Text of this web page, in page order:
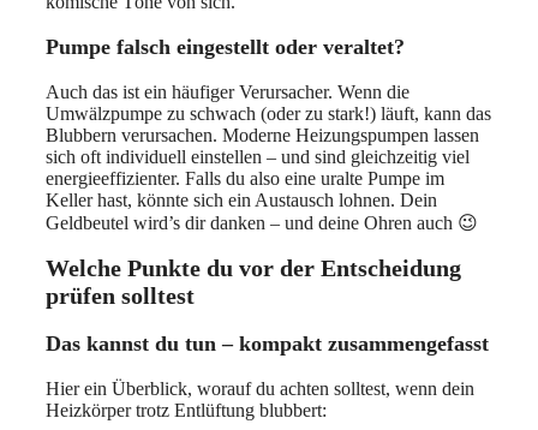
Pumpe falsch eingestellt oder veraltet?
Auch das ist ein häufiger Verursacher. Wenn die
Umwälzpumpe zu schwach (oder zu stark!) läuft, kann das
Blubbern verursachen. Moderne Heizungspumpen lassen
sich oft individuell einstellen – und sind gleichzeitig viel
energieeffizienter. Falls du also eine uralte Pumpe im
Keller hast, könnte sich ein Austausch lohnen. Dein
Geldbeutel wird’s dir danken – und deine Ohren auch 😉
Welche Punkte du vor der Entscheidung
prüfen solltest
Das kannst du tun – kompakt zusammengefasst
Hier ein Überblick, worauf du achten solltest, wenn dein
Heizkörper trotz Entlüftung blubbert: